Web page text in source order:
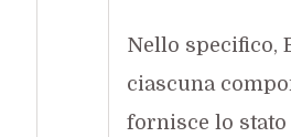
Nello specifico,
ciascuna
fornisce lo